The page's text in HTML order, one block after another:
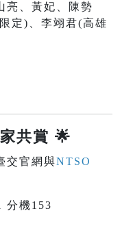
亮、黃妃、陳勢
定)、李翊君(高雄
共賞 🌟
交官網與NTSO
分機153